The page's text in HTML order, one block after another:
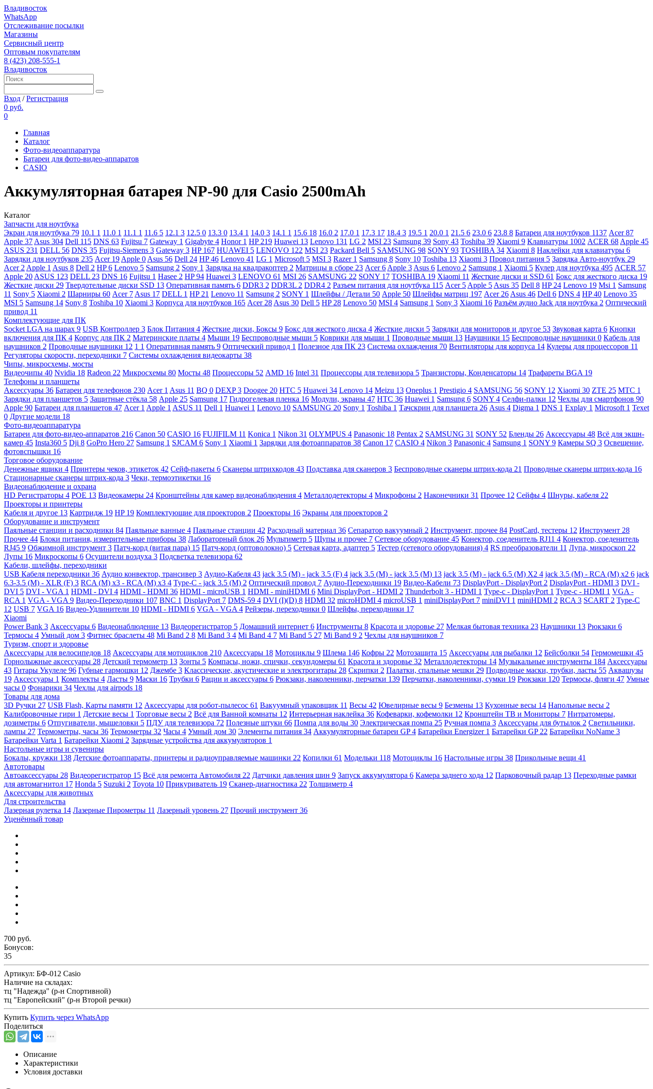
Владивосток
WhatsApp
Отслеживание посылки
Магазины
Сервисный центр
Оптовым покупателям
8 (423) 208-555-1
Владивосток
Вход /Регистрация
0 руб.
0
Главная
Каталог
Фото-видеоаппаратура
Батареи для фото-видео-аппаратов
CASIO
Аккумуляторная батарея NP-90 для Casio 2500mAh
Каталог
Запчасти для ноутбука
Экран для ноутбука 79 10.1 1 11.0 1 11.1 1 11.6 5 12.1 3 12.5 0 13.3 0 13.4 1 14.0 3 14.1 1 15.6 18 16.0 2 17.0 1 17.3 17 18.4 3 19.5 1 20.0 1 21.5 6 23.0 6 23.8 8 Батареи для ноутбуков 1137 Acer87
Apple 37 Asus 304 Dell 115 DNS 63 Fujitsu 7 Gateway 1 Gigabyte 4 Honor 1 HP 219 Huawei 13 Lenovo 131 LG 2 MSI 23 Samsung 39 Sony 43 Toshiba 39 Xiaomi 9 Клавиатуры 1002 ACER 68 Apple 45
ASUS 231 DELL 56 DNS 35 Fujitsu-Siemens 3 Gateway 3 HP 167 HUAWEI 5 LENOVO 122 MSI 23 Packard Bell 5 SAMSUNG 98 SONY 93 TOSHIBA 34 Xiaomi 8 Наклейки для клавиатуры 6
Зарядки для ноутбуков 235 Acer 19 Apple 0 Asus 56 Dell 24 HP46 Lenovo 41 LG 1 Microsoft 5 MSI 3 Razer 1 Samsung 8 Sony 10 Toshiba 13 Xiaomi 3 Провод питания 5 Зарядка Авто-ноутбук 29
Acer 2 Apple 1 Asus 8 Dell 2 HP6 Lenovo 5 Samsung 2 Sony 1 Зарядка на квадракоптер 2 Матрицы в сборе 23 Acer6 Apple 3 Asus 6 Lenovo 2 Samsung 1 Xiaomi 5 Кулер для ноутбука 495 ACER 57
Apple 20 ASUS 123 DELL 23 DNS 16 Fujitsu 1 Hasee 2 HP94 Huawei 3 LENOVO 61 MSI 26 SAMSUNG 22 SONY 17 TOSHIBA 19 Xiaomi 11 Жесткие диски и SSD 61 Бокс для жесткого диска 19
Жесткие диски 29 Твердотельные диски SSD 13 Оперативная память 6 DDR3 2 DDR3L 2 DDR4 2 Разъем питания для ноутбука 115 Acer 5 Apple 5 Asus 35 Dell 8 HP 24 Lenovo 19 Msi 1 Samsung
11 Sony 5 Xiaomi 2 Шарниры 60 Acer 7 Asus 17 DELL 1 HP 21 Lenovo 11 Samsung 2 SONY 1 Шлейфы / Детали 50 Apple 50 Шлейфы матриц 197 Acer 26 Asus 46 Dell 6 DNS 4 HP40 Lenovo 35
MSI 5 Samsung 14 Sony 8 Toshiba 10 Xiaomi 3 Корпуса для ноутбуков 165 Acer 28 Asus 30 Dell 5 HP 28 Lenovo 50 MSI 4 Samsung 1 Sony 3 Xiaomi 16 Разъём аудио Jack для ноутбука 2 Оптический
привод 11
Комплектующие для ПК
Socket LGA на шарах 9 USB Контроллер 3 Блок Питания 4 Жесткие диски, Боксы 9 Бокс для жесткого диска 4 Жесткие диски 5 Зарядки для мониторов и другое 53 Звуковая карта 6 Кнопки
включения для ПК 4 Корпус для ПК 2 Материнские платы 4 Мыши 19 Беспроводные мыши 5 Коврики для мыши 1 Проводные мыши 13 Наушники 15 Беспроводные наушники 0 Кабель для
наушников 2 Проводные наушники 12 1 1 Оперативная память 9 Оптический привод 1 Полезное для ПК 23 Система охлаждения 70 Вентиляторы для корпуса 14 Кулеры для процессоров 11
Регуляторы скорости, переходники 7 Системы охлаждения видеокарты 38
Чипы, микросхемы, мосты
Видеочипы 40 Nvidia 18 Radeon 22 Микросхемы 80 Мосты 48 Процессоры 52 AMD 16 Intel 31 Процессоры для телевизора 5 Транзисторы, Конденсаторы 14 Трафареты BGA 19
Телефоны и планшеты
Аксессуары 36 Батареи для телефонов 230 Acer 1 Asus 11 BQ 0 DEXP3 Doogee 20 HTC 5 Huawei 34 Lenovo 14 Meizu 13 Oneplus 1 Prestigio 4 SAMSUNG 56 SONY 12 Xiaomi 30 ZTE 25 МТС 1
Зарядки для планшетов 5 Защитные стёкла 58 Apple 25 Samsung 17 Гидрогелевая пленка 16 Модули, экраны 47 HTC 36 Huawei 1 Samsung 6 SONY 4 Селфи-палки 12 Чехлы для смартфонов 90
Apple 90 Батареи для планшетов 47 Acer 1 Apple 1 ASUS 11 Dell 1 Huawei 1 Lenovo 10 SAMSUNG 20 Sony 1 Toshiba 1 Тачскрин для планшета 26 Asus 4 Digma 1 DNS 1 Explay 1 Microsoft 1 Texet
0 Другие модели 18
Фото-видеоаппаратура
Батареи для фото-видео-аппаратов 216 Canon 50 CASIO 16 FUJIFILM 11 Konica 1 Nikon 31 OLYMPUS 4 Panasonic 18 Pentax 2 SAMSUNG 31 SONY 52 Бленды 26 Аксессуары 48 Всё для экшн-
камер 45 Insta360 5 Dji 8 GoPro Hero 27 Samsung 1 SJCAM 6 Sony 1 Xiaomi 1 Зарядки для фотоаппаратов 38 Canon 17 CASIO 4 Nikon 3 Panasonic 4 Samsung 1 SONY 9 Камеры SQ 3 Освещение,
фотовспышки 16
Торговое оборудование
Денежные ящики 4 Принтеры чеков, этикеток 42 Сейф-пакеты 6 Сканеры штрихкодов 43 Подставка для сканеров 3 Беспроводные сканеры штрих-кода 21 Проводные сканеры штрих-кода 16
Стационарные сканеры штрих-кода 3 Чеки, термоэтикетки 16
Видеонаблюдение и охрана
HD Регистраторы 4 POE 13 Видеокамеры 24 Кронштейны для камер видеонаблюдения 4 Металлодетекторы 4 Микрофоны 2 Наконечники 31 Прочее 12 Сейфы 4 Шнуры, кабеля 22
Проекторы и принтеры
Кабеля и другое 13 Картридж 19 HP 19 Комплектующие для проекторов 2 Проекторы 16 Экраны для проекторов 2
Оборудование и инструмент
Паяльные станции и расходники 84 Паяльные ванные 4 Паяльные станции 42 Расходный материал 36 Сепаратор вакуумный 2 Инструмент, прочее 84 PostCard, тестеры 12 Инструмент 28
Прочее 44 Блоки питания, измерительные приборы 38 Лабораторный блок 26 Мультиметр 5 Щупы и прочее 7 Сетевое оборудование 45 Конектор, соеденитель RJ11 4 Конектор, соеденитель
RJ45 9 Обжимной инструмент 3 Патч-корд (витая пара) 15 Патч-корд (оптоволокно) 5 Сетевая карта, адаптер 5 Тестер (сетевого оборудования) 4 RS преобразователи 11 Лупа, микроскоп 22
Лупы 16 Микроскопы 6 Осушители воздуха 3 Подсветка телевизора 62
Кабели, шлейфы, переходники
USB Кабеля переходники 36 Аудио конвектор, трансивер 3 Аудио-Кабеля 43 jack 3.5 (M) - jack 3.5 (F) 4 jack 3.5 (M) - jack 3.5 (M) 13 jack 3.5 (M) - jack 6.5 (M) X2 4 jack 3.5 (M) - RCA (M) x2 6 jack
6.3-3.5 (M) - XLR (F) 3 RCA (M) x3 - RCA (M) x3 4 Type-C - jack 3.5 (M) 2 Оптический провод 7 Аудио-Переходники 19 Видео-Кабели 73 DisplayPort - DisplayPort 2 DisplayPort - HDMI 3 DVI -
DVI 5 DVI - VGA 1 HDMI - DVI 4 HDMI - HDMI 36 HDMI - microUSB 1 HDMI - miniHDMI 6 Mini DisplayPort - HDMI 2 Thunderbolt 3 - HDMI 1 Type-c - DisplayPort 1 Type-c - HDMI 1 VGA -
RCA 1 VGA - VGA 9 Видео-Переходники 107 BNC 1 DisplayPort 7 DMS-59 4 DVI (I)(D) 8 HDMI 32 microHDMI 4 microUSB 1 miniDisplayPort 7 miniDVI 1 miniHDMI 2 RCA 3 SCART 2 Type-C
12 USB 7 VGA 16 Видео-Удлинители 10 HDMI - HDMI 6 VGA - VGA 4 Рейзеры, переходники 0 Шлейфы, переходники 17
Xiaomi
Power Bank 3 Аксессуары 6 Видеонаблюдение 13 Видеорегистратор 5 Домашний интернет 6 Инструменты 8 Красота и здоровье 27 Мелкая бытовая техника 23 Наушники 13 Рюкзаки 6
Термосы 4 Умный дом 3 Фитнес браслеты 48 Mi Band 2 8 Mi Band 3 4 Mi Band 4 7 Mi Band 5 27 Mi Band 9 2 Чехлы для наушников 7
Туризм, спорт и здоровье
Аксессуары для велосипедов 18 Аксессуары для мотоциклов 210 Аксессуары 18 Мотоциклы 9 Шлема 146 Кофры 22 Мотозащита 15 Аксессуары для рыбалки 12 Бейсболки 54 Гермомешки 45
Горнолыжные аксессуары 28 Детский термометр 13 Зонты 5 Компасы, ножи, спички, секундомеры 61 Красота и здоровье 32 Металлодетекторы 14 Музыкальные инструменты 184 Аксессуары
43 Гитары Укулеле 96 Губные гармошки 12 Джембе 3 Классические, акустические и электрогитары 28 Скрипки 2 Палатки, спальные мешки 29 Подводные маски, трубки, ласты 55 Аквашузы
19 Аксессуары 1 Комплекты 4 Ласты 9 Маски 16 Трубки 6 Рации и аксессуары 6 Рюкзаки, наколенники, перчатки 139 Перчатки, наколенники, сумки 19 Рюкзаки 120 Термосы, фляги 47 Умные
часы 0 Фонарики 34 Чехлы для airpods 18
Товары для дома
3D Ручки 27 USB Flash, Карты памяти 12 Аксессуары для робот-пылесос 61 Вакуумный упаковщик 11 Весы 42 Ювелирные весы 9 Безмены 13 Кухонные весы 14 Напольные весы 2
Калибровочные гири 1 Детские весы 1 Торговые весы 2 Всё для Ванной комнаты 12 Интерьерная наклейка 36 Кофеварки, кофемолки 12 Кронштейн ТВ и Мониторы 7 Нитратомеры,
дозиметры 6 Отпугиватели, мышеловки 5 ПДУ для телевизора 72 Полезные штуки 66 Помпа для воды 30 Электрическая помпа 25 Ручная помпа 3 Аксессуары для бутылок 2 Светильники,
лампы 27 Термометры, часы 36 Термометры 32 Часы 4 Умный дом 30 Элементы питания 34 Аккумуляторные батареи GP4 Батарейки Energizer 1 Батарейки GP 22 Батарейки NoName 3
Батарейки Varta 1 Батарейки Xiaomi 2 Зарядные устройства для аккумуляторов 1
Настольные игры и сувениры
Бокалы, кружки 138 Детские фотоаппараты, принтеры и радиоуправляемые машинки 22 Копилки 61 Модельки 118 Мотоциклы 16 Настольные игры 38 Прикольные вещи 41
Автотовары
Автоаксессуары 28 Видеорегистратор 15 Всё для ремонта Автомобиля 22 Датчики давления шин 9 Запуск аккумулятора 6 Камера заднего хода 12 Парковочный радар 13 Переходные рамки
для автомагнитол 17 Honda 5 Suzuki 2 Toyota 10 Прикуриватель 19 Сканер-диагностика 22 Толщиметр 4
Аксессуары для животных
Для строительства
Лазерная рулетка 14 Лазерные Пирометры 11 Лазерный уровень 27 Прочий инструмент 36
Уценённый товар
700 руб.
Бонусов:
35
Артикул: БФ-012 Casio
Наличие на складах:
тц "Надежда" (р-н Спортивной)
тц "Европейский" (р-н Второй речки)
Купить Купить через WhatsApp
Поделиться
Описание
Характеристики
Условия доставки